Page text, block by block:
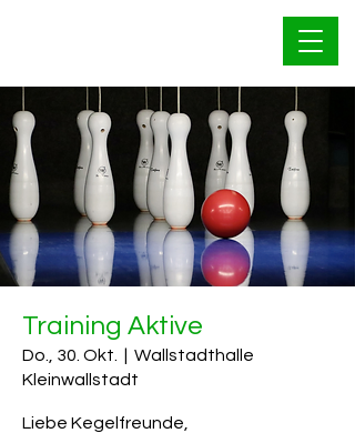
Training Aktive
Do., 30. Okt.
Wallstadthalle
Kleinwallstadt
Liebe Kegelfreunde,